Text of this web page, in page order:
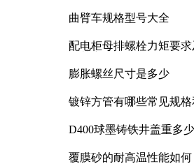
曲臂车规格型号大全
配电柜母排螺栓力矩要求
膨胀螺丝尺寸是多少
镀锌方管有哪些常见规
D400球墨铸铁井盖重多少
覆膜砂的耐高温性能如何